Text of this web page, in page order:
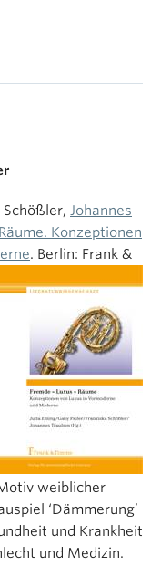
Schößler, Johannes
Konzeptionen
. Berlin: Frank &
weiblicher
‘Dämmerung’
und Krankheit
und Medizin.